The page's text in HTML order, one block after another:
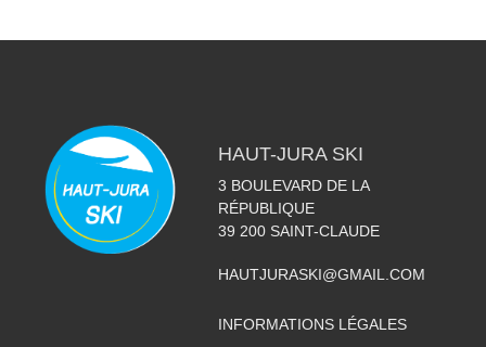
HAUT-JURA SKI
3 BOULEVARD DE LA
RÉPUBLIQUE
39 200 SAINT-CLAUDE
HAUTJURASKI@GMAIL.COM
INFORMATIONS LÉGALES